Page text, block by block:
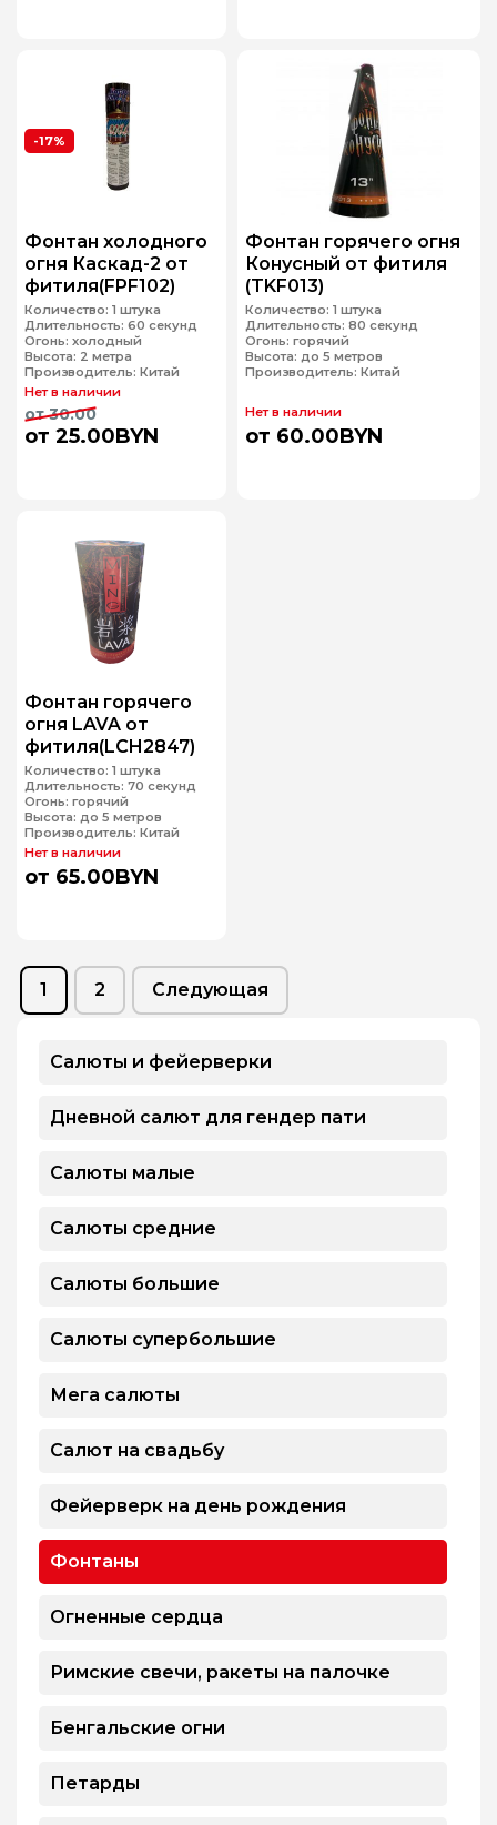
-17%
Фонтан холодного
огня Каскад-2 от
фитиля(FPF102)
Количество: 1 штука
Длительность: 60 секунд
Огонь: холодный
Высота: 2 метра
Производитель: Китай
Нет в наличии
от 25.00BYN
от 30.00
Фонтан горячего огня
Конусный от фитиля
(TKF013)
Количество: 1 штука
Длительность: 80 секунд
Огонь: горячий
Высота: до 5 метров
Производитель: Китай
Нет в наличии
от 60.00BYN
Фонтан горячего
огня LAVA от
фитиля(LCH2847)
Количество: 1 штука
Длительность: 70 секунд
Огонь: горячий
Высота: до 5 метров
Производитель: Китай
Нет в наличии
от 65.00BYN
Page
1 Page
2 Следующая
Салюты и фейерверки
Дневной салют для гендер пати
Салюты малые
Салюты средние
Салюты большие
Салюты супербольшие
Мега салюты
Салют на свадьбу
Фейерверк на день рождения
Фонтаны
Огненные сердца
Римские свечи, ракеты на палочке
Бенгальские огни
Петарды